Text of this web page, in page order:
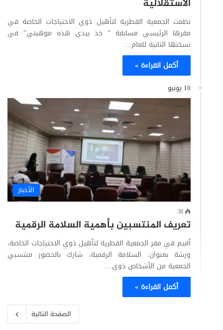
الاستقلالية
نظمت الجمعية القطرية لتأهيل ذوي الاحتياجات الخاصة في
مقرها الرئيسي مسابقة ” خذ بيدي هذه موهبتي” في
نسختها الثانية للعام…
أكمل القراءة »
10 يونيو
الأخبار
38
تعريف المنتسبين بأهمية السلامة الرقمية
أقيم في مقر الجمعية القطرية لتأهيل ذوي الاحتياجات الخاصة،
ورشة بعنوان: السلامة الرقمية، شارك بالحضور منتسبي
الجمعية من الأشخاص ذوي…
أكمل القراءة »
الصفحة التالية